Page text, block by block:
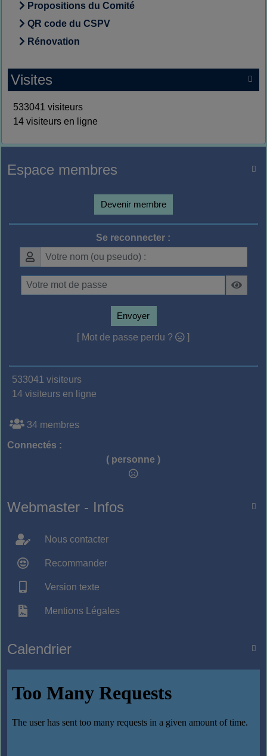
Propositions du Comité
QR code du CSPV
Rénovation

Visites
533041 visiteurs
14 visiteurs en ligne

Espace membres
Devenir membre
Se reconnecter :
Envoyer
[ Mot de passe perdu ? ]
533041 visiteurs
14 visiteurs en ligne
34 membres
Connectés :
( personne )

Webmaster - Infos
Nous contacter
Recommander
Version texte
Mentions Légales

Calendrier